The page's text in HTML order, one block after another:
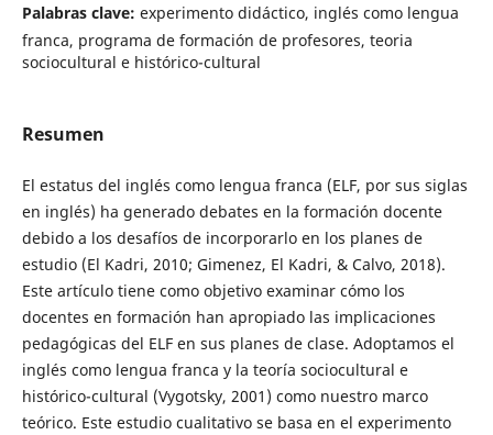
Palabras clave: experimento didáctico, inglés como lengua
franca, programa de formación de profesores, teoria
sociocultural e histórico-cultural
Resumen
El estatus del inglés como lengua franca (ELF, por sus siglas
en inglés) ha generado debates en la formación docente
debido a los desafíos de incorporarlo en los planes de
estudio (El Kadri, 2010; Gimenez, El Kadri, & Calvo, 2018).
Este artículo tiene como objetivo examinar cómo los
docentes en formación han apropiado las implicaciones
pedagógicas del ELF en sus planes de clase. Adoptamos el
inglés como lengua franca y la teoría sociocultural e
histórico-cultural (Vygotsky, 2001) como nuestro marco
teórico. Este estudio cualitativo se basa en el experimento